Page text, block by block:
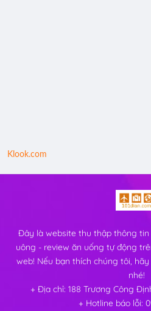
Klook.com
Đây là website thu thập thông tin
uông - review ăn uống tự động
web! Nếu bạn thích chúng tôi,
nhé!
+ Địa chỉ: 188 Trương Công
+ Hotline báo lỗi: